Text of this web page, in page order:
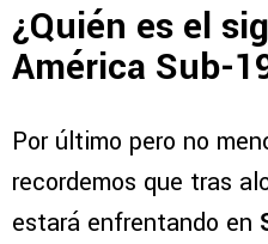
¿Quién es el
América Sub-
Por último pero no
recordemos que tras
estará enfrentando en